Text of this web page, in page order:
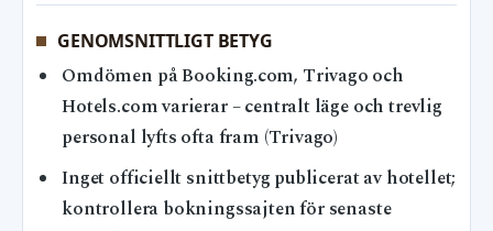
GENOMSNITTLIGT BETYG
Omdömen på Booking.com, Trivago och
Hotels.com varierar – centralt läge och trevlig
personal lyfts ofta fram (Trivago)
Inget officiellt snittbetyg publicerat av hotellet;
kontrollera bokningssajten för senaste